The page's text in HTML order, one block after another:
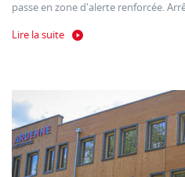
passe en zone d'alerte renforcée.
Lire la suite